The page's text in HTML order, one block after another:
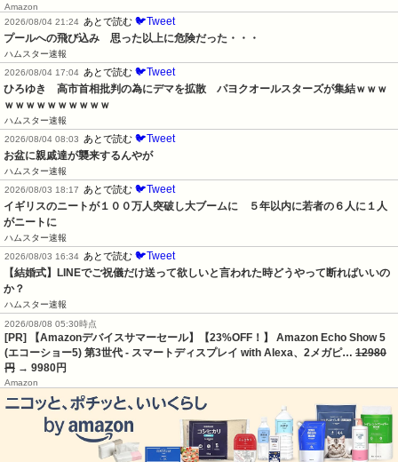
Amazon
2026/08/04 21:24 あとで読む 🐦Tweet
プールへの飛び込み　思った以上に危険だった・・・
ハムスター速報
2026/08/04 17:04 あとで読む 🐦Tweet
ひろゆき　高市首相批判の為にデマを拡散　パヨクオールスターズが集結ｗｗｗ
ｗｗｗｗｗｗｗｗｗｗ
ハムスター速報
2026/08/04 08:03
あとで読む 🐦Tweet
お盆に親戚達が襲来するんやが
ハムスター速報
2026/08/03 18:17
あとで読む 🐦Tweet
イギリスのニートが１００万人突破し大ブームに　５年以内に若者の６人に１人
がニートに
ハムスター速報
2026/08/03 16:34 あとで読む 🐦Tweet
【結婚式】LINEでご祝儀だけ送って欲しいと言われた時どうやって断ればいいの
か？
ハムスター速報
2026/08/08 05:30時点
[PR] 【Amazonデバイスサマーセール】【23%OFF！】 Amazon Echo Show 5
(エコーショー5) 第3世代 - スマートディスプレイ with Alexa、2メガピ… 12980
円 → 9980円
Amazon